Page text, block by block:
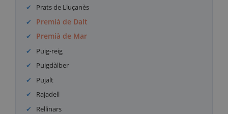
Prats de Lluçanès
Premià de Dalt
Premià de Mar
Puig-reig
Puigdàlber
Pujalt
Rajadell
Rellinars